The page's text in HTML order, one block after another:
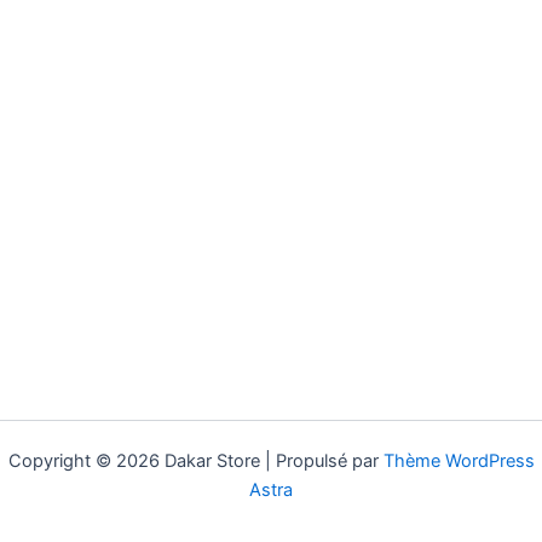
Copyright © 2026 Dakar Store | Propulsé par Thème WordPress
Astra